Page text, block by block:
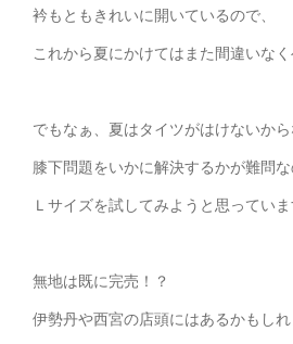
衿もともきれいに開いているので、
これから夏にかけてはまた間違いなく
でもなぁ、夏はタイツがはけないから
膝下問題をいかに解決するかが難問な
Ｌサイズを試してみようと思っていま
無地は既に完売！？
伊勢丹や西宮の店頭にはあるかもしれ